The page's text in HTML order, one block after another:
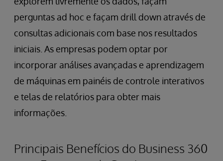
perguntas ad hoc e façam drill down através de
consultas adicionais com base nos resultados
iniciais. As empresas podem optar por
incorporar análises avançadas e aprendizagem
de máquinas em painéis de controle interativos
e telas de relatórios para obter mais
informações.
Principais Benefícios do Business 360